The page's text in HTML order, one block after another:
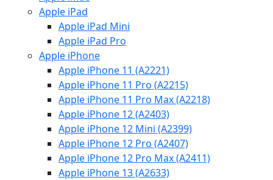
Apple iPad
Apple iPad Mini
Apple iPad Pro
Apple iPhone
Apple iPhone 11 (A2221)
Apple iPhone 11 Pro (A2215)
Apple iPhone 11 Pro Max (A2218)
Apple iPhone 12 (A2403)
Apple iPhone 12 Mini (A2399)
Apple iPhone 12 Pro (A2407)
Apple iPhone 12 Pro Max (A2411)
Apple iPhone 13 (A2633)